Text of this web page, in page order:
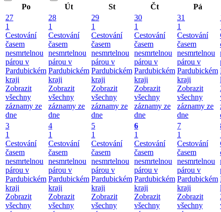
Po
Út St Čt
Pá
27
1
Cestování
časem
nesmrtelnou
párou v
Pardubickém
kraji
Zobrazit
všechny
záznamy ze
dne
28
1
Cestování
časem
nesmrtelnou
párou v
Pardubickém
kraji
Zobrazit
všechny
záznamy ze
dne
29
1
Cestování
časem
nesmrtelnou
párou v
Pardubickém
kraji
Zobrazit
všechny
záznamy ze
dne
30
1
Cestování
časem
nesmrtelnou
párou v
Pardubickém
kraji
Zobrazit
všechny
záznamy ze
dne
31
1
Cestování
časem
nesmrtelnou
párou v
Pardubickém
kraji
Zobrazit
všechny
záznamy ze
dne
3
1
Cestování
časem
nesmrtelnou
párou v
Pardubickém
kraji
Zobrazit
všechny
4
1
Cestování
časem
nesmrtelnou
párou v
Pardubickém
kraji
Zobrazit
všechny
5
1
Cestování
časem
nesmrtelnou
párou v
Pardubickém
kraji
Zobrazit
všechny
6
1
Cestování
časem
nesmrtelnou
párou v
Pardubickém
kraji
Zobrazit
všechny
7
1
Cestování
časem
nesmrtelnou
párou v
Pardubickém
kraji
Zobrazit
všechny